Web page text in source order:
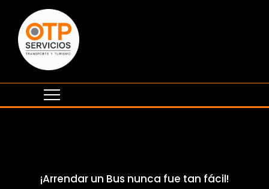
¡Arrendar un Bus nunca fue tan fácil!